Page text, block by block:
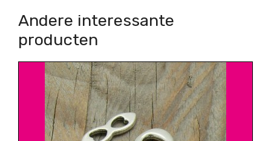
Andere interessante
producten